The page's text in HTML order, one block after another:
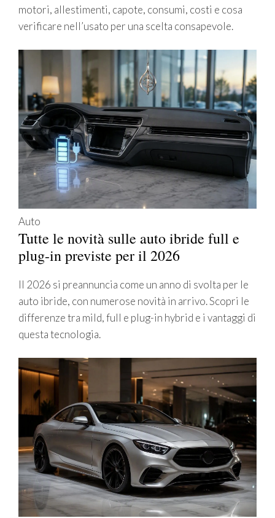
motori, allestimenti, capote, consumi, costi e cosa
verificare nell’usato per una scelta consapevole.
Auto
Tutte le novità sulle auto ibride full e
plug-in previste per il 2026
Il 2026 si preannuncia come un anno di svolta per le
auto ibride, con numerose novità in arrivo. Scopri le
differenze tra mild, full e plug-in hybrid e i vantaggi di
questa tecnologia.